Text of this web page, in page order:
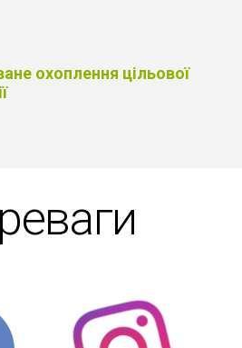
охоплення цільової